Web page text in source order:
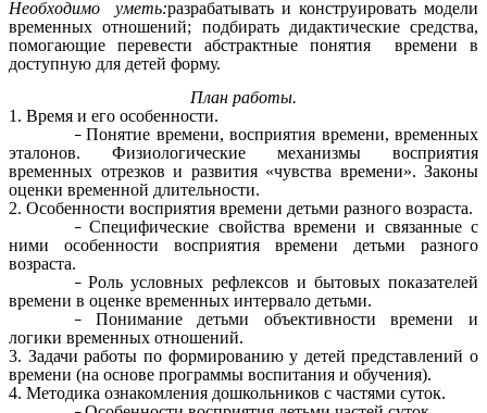
Необходимо уметь:разрабатывать и конструировать модели
временных отношений; подбирать дидактические средства,
помогающие перевести абстрактные понятия времени в
доступную для детей форму.
План работы.
1. Время и его особенности.
Понятие времени, восприятия времени, временных
эталонов. Физиологические механизмы восприятия
временных отрезков и развития «чувства времени». Законы
оценки временной длительности.
2. Особенности восприятия времени детьми разного возраста.
Специфические свойства времени и связанные с
ними особенности восприятия времени детьми разного
возраста.
Роль условных рефлексов и бытовых показателей
времени в оценке временных интервало детьми.
Понимание детьми объективности времени и
логики временных отношений.
3. Задачи работы по формированию у детей представлений о
времени (на основе программы воспитания и обучения).
4. Методика ознакомления дошкольников с частями суток.